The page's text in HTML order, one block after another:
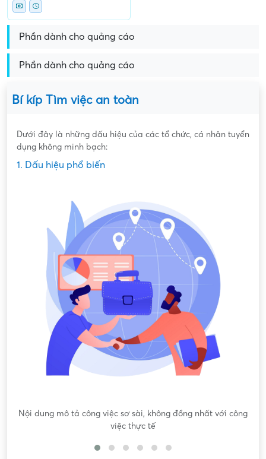
Phần dành cho quảng cáo
Phần dành cho quảng cáo
Bí kíp Tìm việc an toàn
Dưới đây là những dấu hiệu của các tổ chức, cá nhân tuyển
dụng không minh bạch:
1. Dấu hiệu phổ biến
Nội dung mô tả công việc sơ sài, không đồng nhất với công
việc thực tế